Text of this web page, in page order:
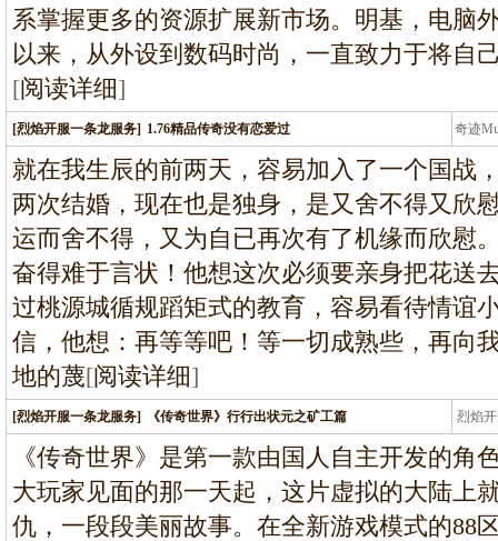
系掌握更多的资源扩展新市场。明基，电脑
以来，从外设到数码时尚，一直致力于将自
[阅读详细]
[烈焰开服一条龙服务] 1.76精品传奇没有恋爱过 奇迹
条
就在我生辰的前两天，容易加入了一个国战
两次结婚，现在也是独身，是又舍不得又欣
运而舍不得，又为自已再次有了机缘而欣慰
奋得难于言状！他想这次必须要亲身把花送
过桃源城循规蹈矩式的教育，容易看待情谊
信，他想：再等等吧！等一切成熟些，再向
地的蔑[阅读详细]
[烈焰开服一条龙服务] 《传奇世界》行行出状元之矿工篇 烈焰
龙
《传奇世界》是第一款由国人自主开发的角
大玩家见面的那一天起，这片虚拟的大陆上
仇，一段段美丽故事。在全新游戏模式的88